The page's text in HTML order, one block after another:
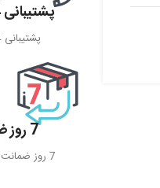
پشتیبانی 24 ساعته
پشتیبانی 24 ساعته
7 روز ضمانت
7 روز ضمانت بازگشت وجه